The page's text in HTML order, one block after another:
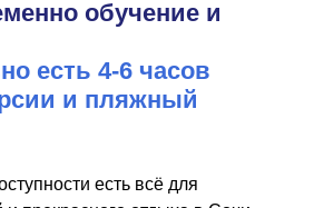
обучение и
есть 4-6 часов
и пляжный
есть всё для